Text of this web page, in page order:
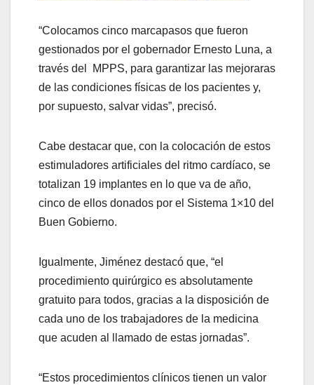
“Colocamos cinco marcapasos que fueron
gestionados por el gobernador Ernesto Luna, a
través del MPPS, para garantizar las mejoraras
de las condiciones físicas de los pacientes y,
por supuesto, salvar vidas”, precisó.
Cabe destacar que, con la colocación de estos
estimuladores artificiales del ritmo cardíaco, se
totalizan 19 implantes en lo que va de año,
cinco de ellos donados por el Sistema 1×10 del
Buen Gobierno.
Igualmente, Jiménez destacó que, “el
procedimiento quirúrgico es absolutamente
gratuito para todos, gracias a la disposición de
cada uno de los trabajadores de la medicina
que acuden al llamado de estas jornadas”.
“Estos procedimientos clínicos tienen un valor